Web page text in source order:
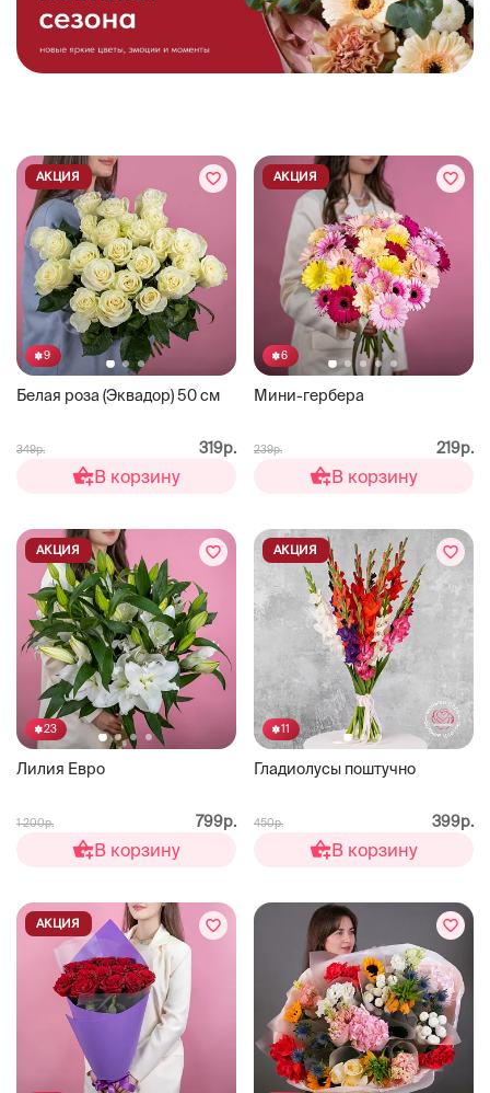
9
Белая роза (Эквадор) 50 см
АКЦИЯ
349р. 319р.
В корзину
6
Мини-гербера
АКЦИЯ
239р. 219р.
В корзину
23
Лилия Евро
АКЦИЯ
1 200р. 799р.
В корзину
11
Гладиолусы поштучно
АКЦИЯ
450р. 399р.
В корзину
АКЦИЯ